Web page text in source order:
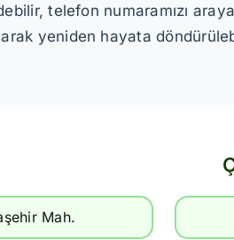
telefon numaramızı
yeniden hayata
Mah.